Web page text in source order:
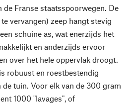
de Franse staatsspoorwegen. De
vervangen) zeep hangt stevig
schuine as, wat enerzijds het
en anderzijds ervoor
over het hele oppervlak droogt.
robuust en roestbestendig
tuin. Voor elk van de 300 gram
1000 "lavages", of